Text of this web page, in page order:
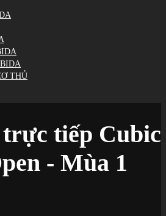
THỦ
tiếp Cubic
- Mùa 1